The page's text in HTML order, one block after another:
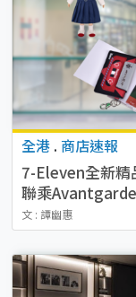
全港 . 商店速報
7-Eleven全新精
聯乘
／貓山王榴槤冰
文 : 譚幽惠